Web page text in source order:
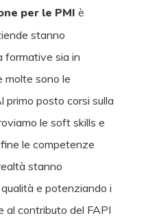
per le PMI è
stanno
formative sia in
molte sono le
primo posto corsi sulla
le soft skills e
le competenze
stanno
e potenziando i
al contributo del FAPI